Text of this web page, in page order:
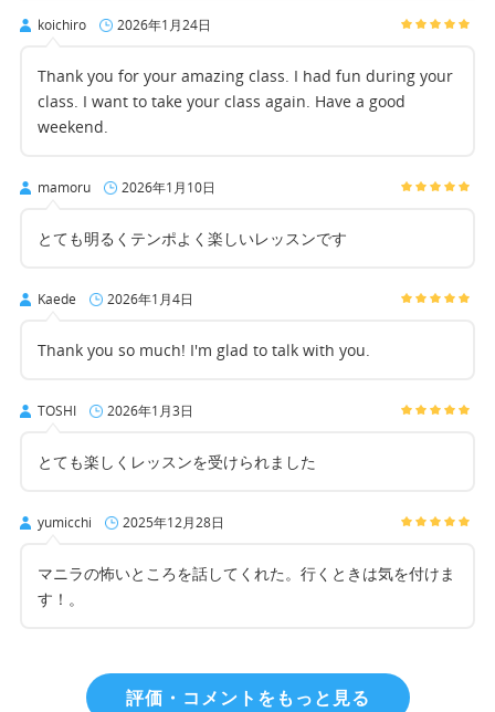
koichiro 2026年1月24日
Thank you for your amazing class. I had fun during your
class. I want to take your class again. Have a good
weekend.
mamoru 2026年1月10日
とても明るくテンポよく楽しいレッスンです
Kaede 2026年1月4日
Thank you so much! I'm glad to talk with you.
TOSHI 2026年1月3日
とても楽しくレッスンを受けられました
yumicchi 2025年12月28日
マニラの怖いところを話してくれた。行くときは気を付けま
す！。
評価・コメントをもっと見る